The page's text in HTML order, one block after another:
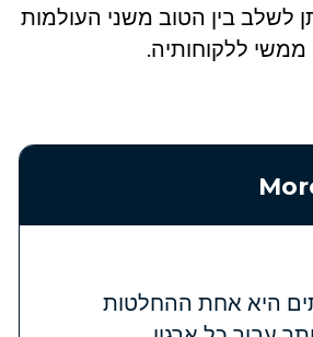
לשלב בין הטוב משני העולמות
ללקוחותיה.
היא אחת ההחלטות